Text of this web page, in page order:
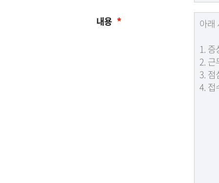
내용 *